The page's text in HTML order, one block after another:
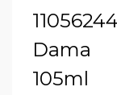
11056244
Dama
105ml